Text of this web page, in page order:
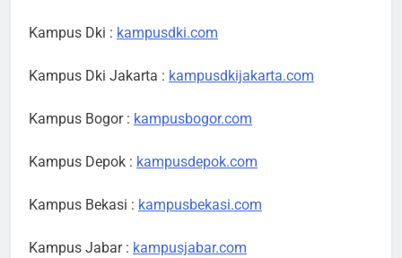
Kampus Dki : kampusdki.com
Kampus Dki Jakarta : kampusdkijakarta.com
Kampus Bogor : kampusbogor.com
Kampus Depok : kampusdepok.com
Kampus Bekasi : kampusbekasi.com
Kampus Jabar : kampusjabar.com